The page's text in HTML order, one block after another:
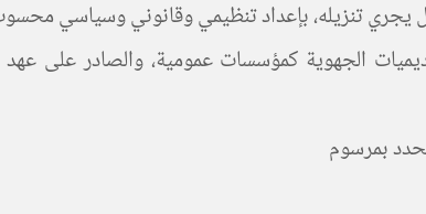
يجري تنزيله، بإعداد تنظيمي وقانوني وسياسي
بالتعاقد، بالقانون 00/07 المنشئ للأكاديميات الجهوية
بمرسوم